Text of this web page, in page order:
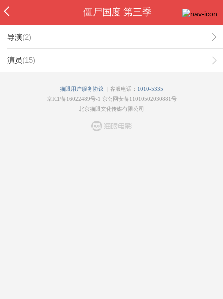
僵尸国度 第三季
导演(2)
演员(15)
猫眼用户服务协议 | 客服电话： 1010-5335
京ICP备16022489号-1 京公网安备11010502030881号
北京猫眼文化传媒有限公司